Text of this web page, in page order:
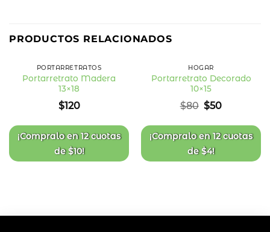
PRODUCTOS RELACIONADOS
PORTARRETRATOS
Portarretrato Madera
13×18
$120
¡Compralo en12 cuotas
de$10!
HOGAR
Portarretrato Decorado
10×15
$80 El
original
era:
$80.
$50El
actual
es:
$50.
¡Compralo en12 cuotas
de$4!